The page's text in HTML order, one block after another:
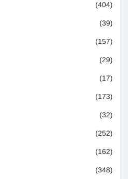
(404)
(39)
(157)
(29)
(17)
(173)
(32)
(252)
(162)
(348)